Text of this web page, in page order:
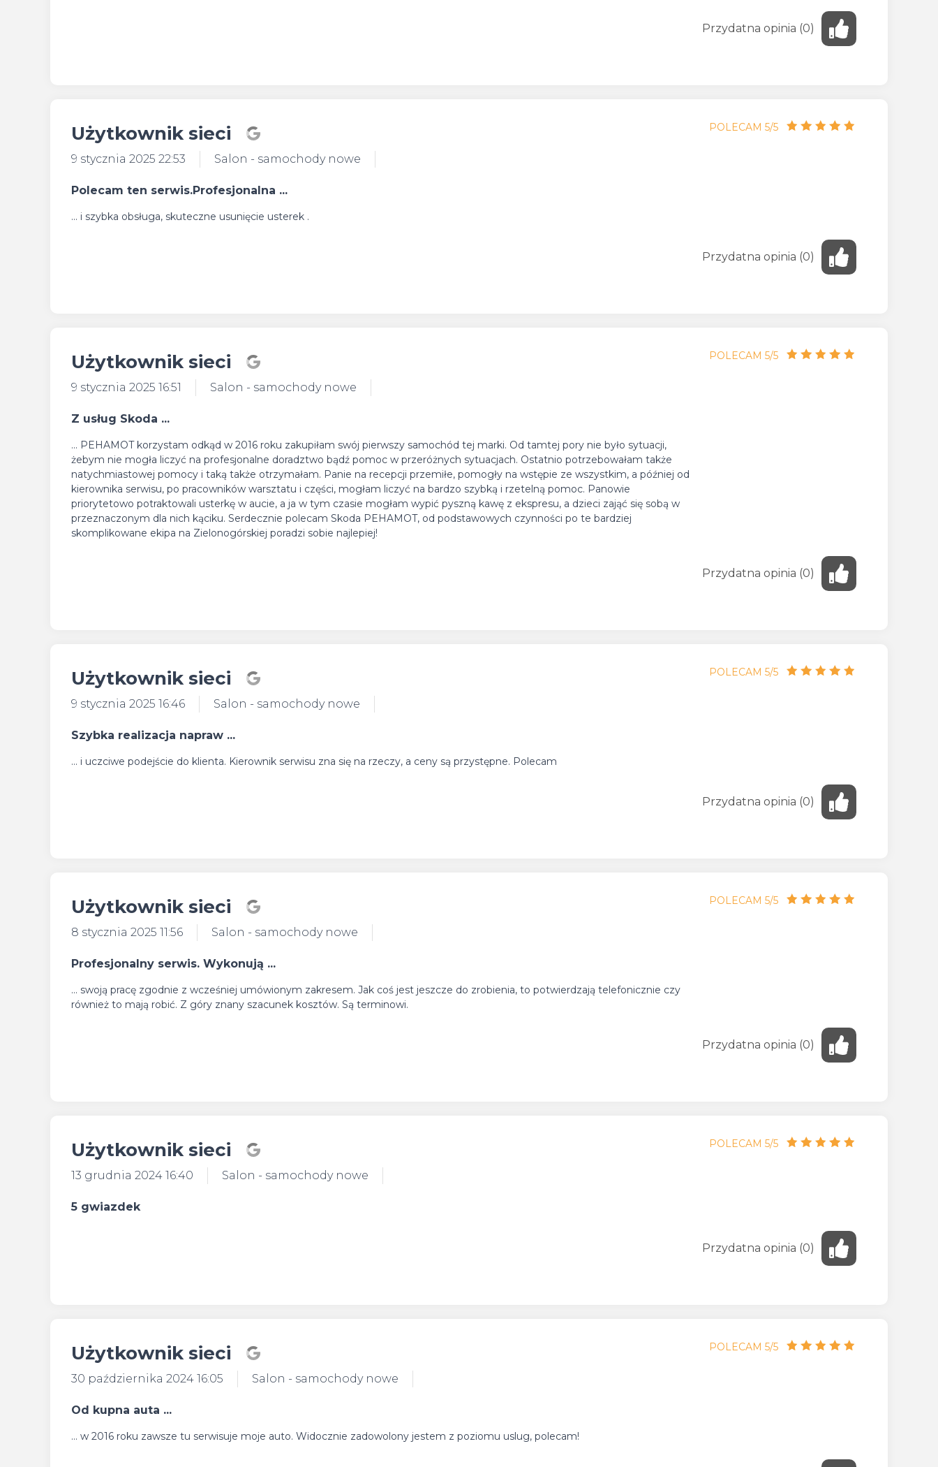
Przydatna opinia (0)
Użytkownik sieci
9 stycznia 2025 22:53 Salon - samochody nowe
POLECAM 5/5
Polecam ten serwis.Profesjonalna ...
... i szybka obsługa, skuteczne usunięcie usterek .
Przydatna opinia (0)
Użytkownik sieci
9 stycznia 2025 16:51 Salon - samochody nowe
POLECAM 5/5
Z usług Skoda ...
... PEHAMOT korzystam odkąd w 2016 roku zakupiłam swój pierwszy samochód tej marki. Od tamtej pory nie było sytuacji,
żebym nie mogła liczyć na profesjonalne doradztwo bądź pomoc w przeróżnych sytuacjach. Ostatnio potrzebowałam także
natychmiastowej pomocy i taką także otrzymałam. Panie na recepcji przemiłe, pomogły na wstępie ze wszystkim, a później od
kierownika serwisu, po pracowników warsztatu i części, mogłam liczyć na bardzo szybką i rzetelną pomoc. Panowie
priorytetowo potraktowali usterkę w aucie, a ja w tym czasie mogłam wypić pyszną kawę z ekspresu, a dzieci zająć się sobą w
przeznaczonym dla nich kąciku. Serdecznie polecam Skoda PEHAMOT, od podstawowych czynności po te bardziej
skomplikowane ekipa na Zielonogórskiej poradzi sobie najlepiej!
Przydatna opinia (0)
Użytkownik sieci
9 stycznia 2025 16:46 Salon - samochody nowe
POLECAM 5/5
Szybka realizacja napraw ...
... i uczciwe podejście do klienta. Kierownik serwisu zna się na rzeczy, a ceny są przystępne. Polecam
Przydatna opinia (0)
Użytkownik sieci
8 stycznia 2025 11:56 Salon - samochody nowe
POLECAM 5/5
Profesjonalny serwis. Wykonują ...
... swoją pracę zgodnie z wcześniej umówionym zakresem. Jak coś jest jeszcze do zrobienia, to potwierdzają telefonicznie czy
również to mają robić. Z góry znany szacunek kosztów. Są terminowi.
Przydatna opinia (0)
Użytkownik sieci
13 grudnia 2024 16:40 Salon - samochody nowe
POLECAM 5/5
5 gwiazdek
Przydatna opinia (0)
Użytkownik sieci
30 października 2024 16:05 Salon - samochody nowe
POLECAM 5/5
Od kupna auta ...
... w 2016 roku zawsze tu serwisuje moje auto. Widocznie zadowolony jestem z poziomu uslug, polecam!